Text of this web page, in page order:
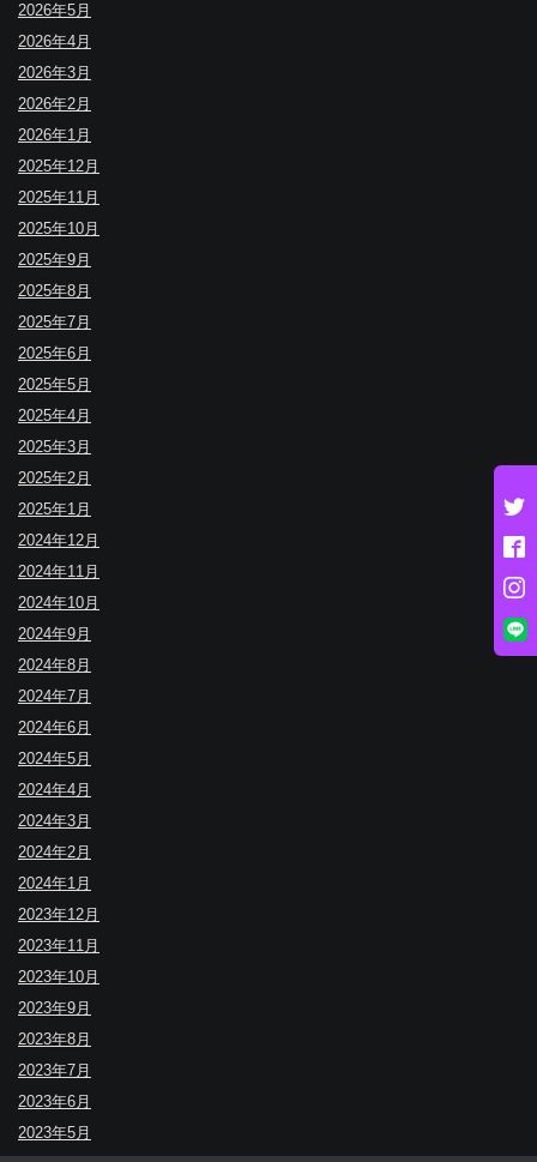
2026年5月
2026年4月
2026年3月
2026年2月
2026年1月
2025年12月
2025年11月
2025年10月
2025年9月
2025年8月
2025年7月
2025年6月
2025年5月
2025年4月
2025年3月
2025年2月
2025年1月
2024年12月
2024年11月
2024年10月
2024年9月
2024年8月
2024年7月
2024年6月
2024年5月
2024年4月
2024年3月
2024年2月
2024年1月
2023年12月
2023年11月
2023年10月
2023年9月
2023年8月
2023年7月
2023年6月
2023年5月